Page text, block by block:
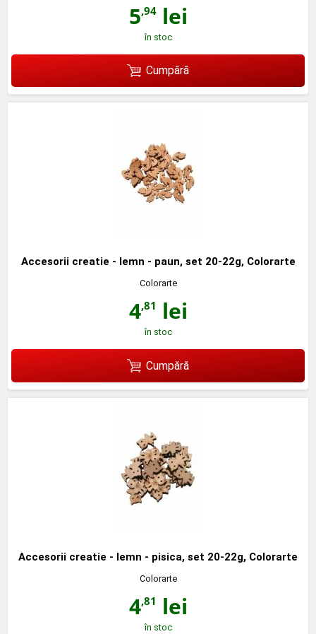
5,94lei
în stoc
Cumpără
Accesorii creatie - lemn - paun, set 20-22g, Colorarte
Colorarte
4,81 lei
în stoc
Cumpără
Accesorii creatie - lemn - pisica, set 20-22g, Colorarte
Colorarte
4,81 lei
în stoc